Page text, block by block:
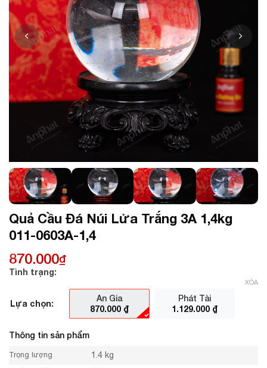
Quả Cầu Đá Núi Lửa Trắng 3A 1,4kg
011-0603A-1,4
870.000₫
Tình trạng:
Lựa chọn:
An Gia
870.000 ₫
Phát Tài
1.129.000 ₫
XÓA
Thông tin sản phẩm
Trọng lượng
1.4 kg